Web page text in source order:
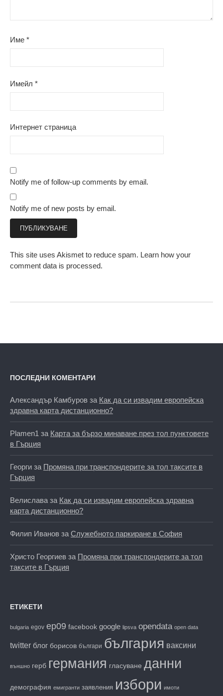
Име *
Имейл *
Интернет страница
Notify me of follow-up comments by email.
Notify me of new posts by email.
This site uses Akismet to reduce spam. Learn how your
comment data is processed.
ПОСЛЕДНИ КОМЕНТАРИ
Александър Камбуров за Как да си извадим европейска
здравна карта дистанционно?
Plamen1 за Карта за бързо минаване през тол пунктовете
в Гърция
Георги за Промяна при транспондерите за тол таксите в
Гърция
Велислава за Как да си извадим европейска здравна
карта дистанционно?
Филип Иванов за Служебното паркиране в София
Христо Георгиев за Промяна при транспондерите за тол
таксите в Гърция
ЕТИКЕТИ
bulgaria egov ep09 facebook google lipsva opendata open data
twitter блог борисов българи българия ваксини
външно герб германия гласуване данни
демография емигранти заявления избори имоти